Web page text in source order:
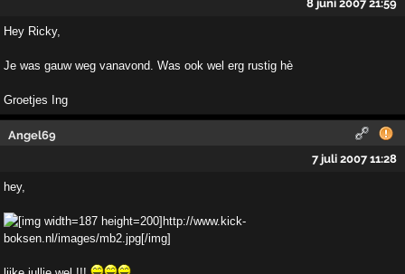
8 juni 2007 21:59
Hey Ricky,
Je was gauw weg vanavond. Was ook wel erg rustig hè
Groetjes Ing
Angel69
7 juli 2007 11:28
hey,